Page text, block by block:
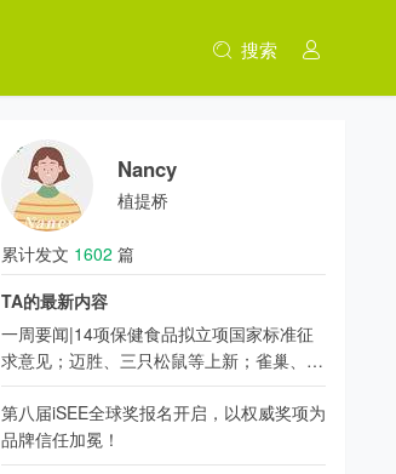
搜索
Nancy
植提桥
累计发文 1602 篇
TA的最新内容
一周要闻|14项保健食品拟立项国家标准征
求意见；迈胜、三只松鼠等上新；雀巢、京
东健康、香飘飘新动态
第八届iSEE全球奖报名开启，以权威奖项为
品牌信任加冕！